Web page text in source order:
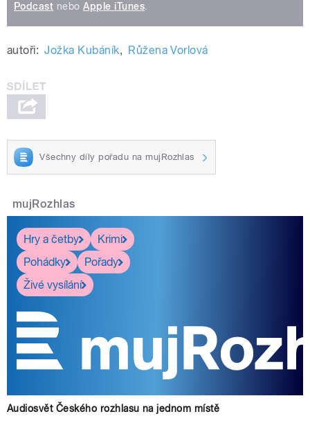
Podcast neboApple iTunes.
autoři: Jožka Kubáník, Růžena Vorlová
Všechny díly pořadu na mujRozhlas
mujRozhlas
Hry a četby
Krimi
Pohádky
Pořady
Živé vysílání
Audiosvět Českého rozhlasu na jednom místě